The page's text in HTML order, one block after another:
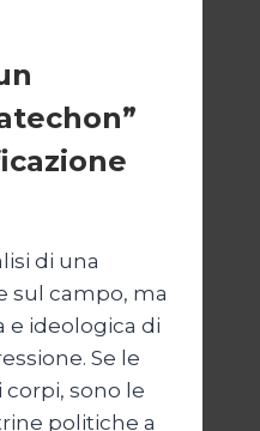
di una
sul campo, ma
e ideologica di
Se le
sono le
politiche a